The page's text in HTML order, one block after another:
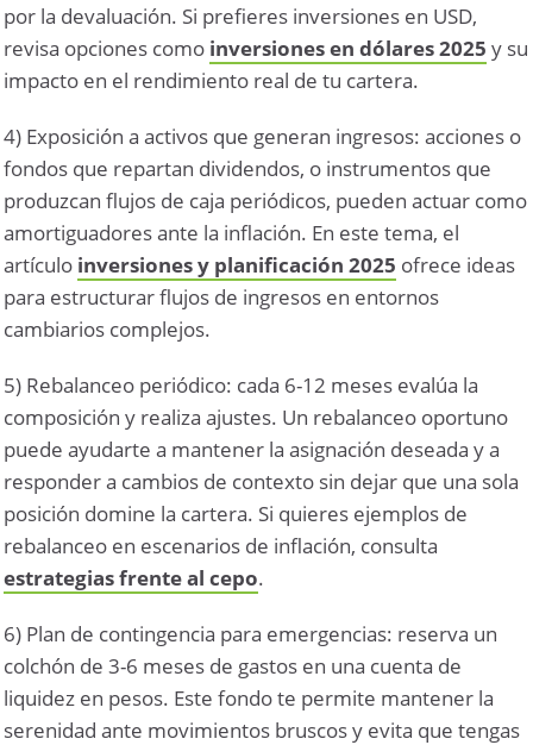
por la devaluación. Si prefieres inversiones en USD,
revisa opciones como inversiones en dólares 2025 y su
impacto en el rendimiento real de tu cartera.
4) Exposición a activos que generan ingresos: acciones o
fondos que repartan dividendos, o instrumentos que
produzcan flujos de caja periódicos, pueden actuar como
amortiguadores ante la inflación. En este tema, el
artículo inversiones y planificación 2025 ofrece ideas
para estructurar flujos de ingresos en entornos
cambiarios complejos.
5) Rebalanceo periódico: cada 6-12 meses evalúa la
composición y realiza ajustes. Un rebalanceo oportuno
puede ayudarte a mantener la asignación deseada y a
responder a cambios de contexto sin dejar que una sola
posición domine la cartera. Si quieres ejemplos de
rebalanceo en escenarios de inflación, consulta
estrategias frente al cepo.
6) Plan de contingencia para emergencias: reserva un
colchón de 3-6 meses de gastos en una cuenta de
liquidez en pesos. Este fondo te permite mantener la
serenidad ante movimientos bruscos y evita que tengas